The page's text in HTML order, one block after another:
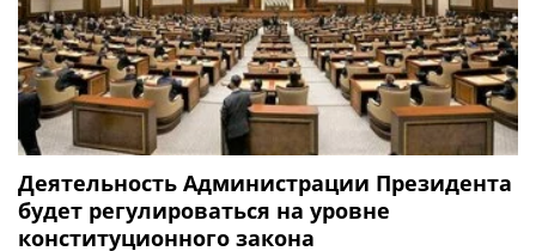
Деятельность Администрации Президента
будет регулироваться на уровне
конституционного закона